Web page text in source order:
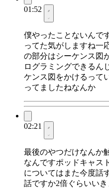
01:52
僕やったことないんで
ってた気がしますね一
の部分はシーケンス図
ログラミングできるん
ケンス図をかけるって
ってましたねなんか
02:21
最後のやつだけなんか
なんですポッドキャス
についてはまた今度話
話ですか2倍ぐらいい